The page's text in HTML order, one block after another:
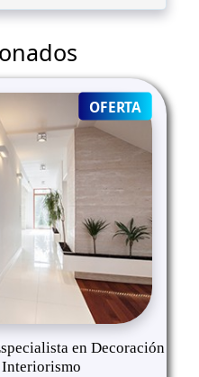
OFERTA
ON
SALE
en Decoración